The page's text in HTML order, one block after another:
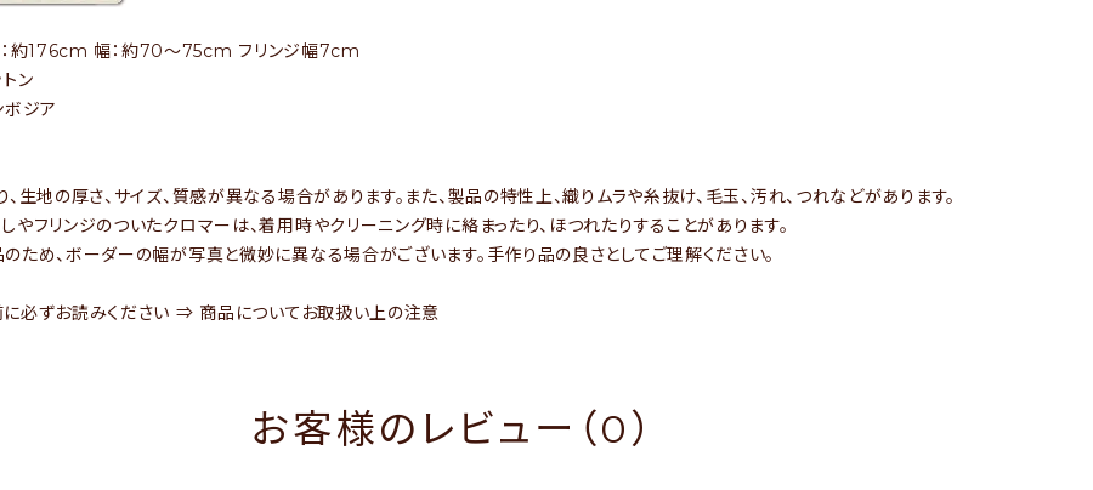
：約176cm 幅：約70～75cm フリンジ幅7cm
ン
ボジア
生地の厚さ、サイズ、質感が異なる場合があります。また、製品の特性上、織りムラや糸抜け、毛玉、汚れ、つれなどがあります。
やフリンジのついたクロマーは、着用時やクリーニング時に絡まったり、ほつれたりすることがあります。
ため、ボーダーの幅が写真と微妙に異なる場合がございます。手作り品の良さとしてご理解ください。
必ずお読みください ⇒ 商品についてお取扱い上の注意
お客様のレビュー（0）